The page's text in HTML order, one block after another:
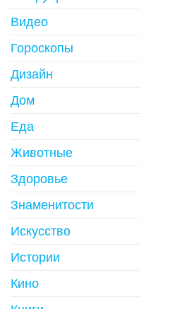
Видео
Гороскопы
Дизайн
Дом
Еда
Животные
Здоровье
Знаменитости
Искусство
Истории
Кино